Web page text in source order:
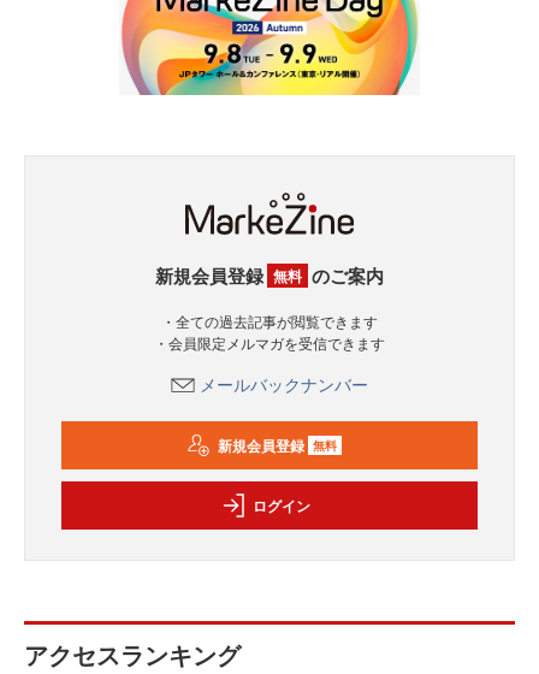
新規会員登録 無料 のご案内
・全ての過去記事が閲覧できます
・会員限定メルマガを受信できます
メールバックナンバー
新規会員登録 無料
ログイン
アクセスランキング